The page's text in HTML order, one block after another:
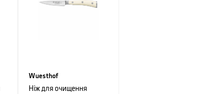
Wuesthof
Ніж для очищення